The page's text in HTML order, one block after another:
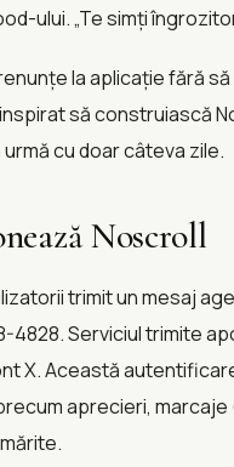
ului. „Te simți
la aplicație fără
să construiască
cu doar câteva zile.
Noscroll
trimit un mesaj
4828. Serviciul trimite
X. Această
aprecieri,